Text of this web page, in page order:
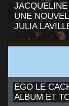
UNE
JULIA
EGO LE
ALBUM ET